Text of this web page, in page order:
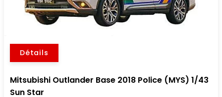
Détails
Mitsubishi Outlander Base 2018 Police (MYS) 1/43
Sun Star